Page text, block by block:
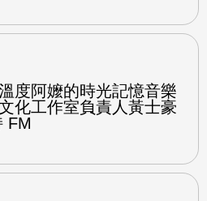
度阿嬤的時光記憶音樂
化工作室負責人黃士豪
FM